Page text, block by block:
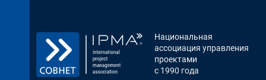
Национальная
ассоциация управления
проектами
с 1990 года